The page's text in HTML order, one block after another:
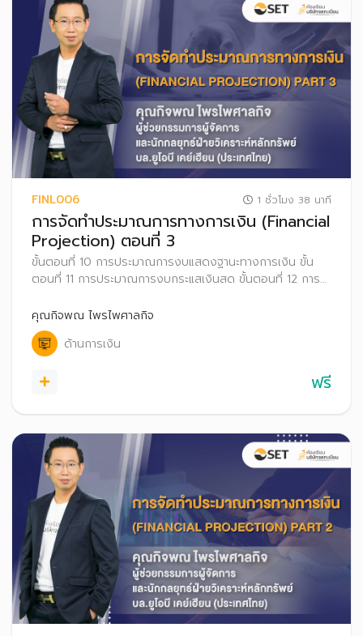
FINL006 1 ชั่วโมง 38 นาที
การจัดทำประมาณการทางการเงิน (Financial
Projection) ตอนที่ 3
ขั้นตอนที่ 10 การประมาณการงบแสดงฐานะทางการเงิน ขั้น
ตอนที่ 11 การประมาณการงบกระแสเงินสด ขั้นตอนที่ 12 การ
หุ้นด้วยวิธีคิดลดกระแสเงินสด และขั้นตอนที่ 14 การวิเคราะห์
ความไว (Sensitivity Analysis)
คุณกิจพณ ไพรไพศาลกิจ
ด้านการเงิน
ฟรี